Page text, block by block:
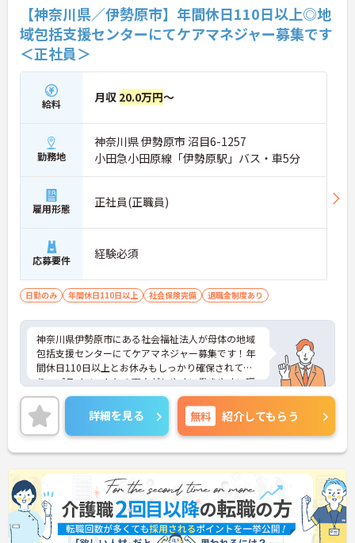
【神奈川県／伊勢原市】年間休日110日以上◎地
域包括支援センターにてケアマネジャー募集です
＜正社員＞
給料 月収 20.0万円～
勤務地
神奈川県 伊勢原市 沼目6-1257
小田急小田原線「伊勢原駅」バス・車5分
雇用形態 正社員(正職員)
応募要件 経験必須
日勤のみ 年間休日110日以上 社会保険完備 退職金制度あり
神奈川県伊勢原市にある社会福祉法人が母体の地域
包括支援センターにてケアマネジャー募集です！年
間休日110日以上とお休みもしっかり確保されてお
り、プライベートとの両立がしやすい働きやすい環
境が整っています◎ご興味のある方には、面接対策
ポイントなど、さらに詳細をご案内しますのでお気
軽にご相談ください！
詳細を見る 無料 紹介してもらう